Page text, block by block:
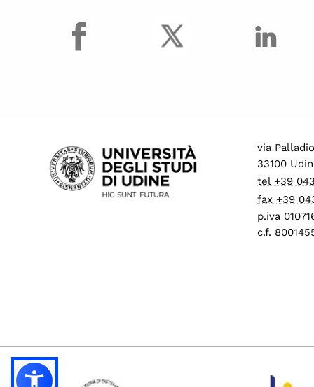
facebook
via
33100
tel +39
fax +39
p.iva
c.f.